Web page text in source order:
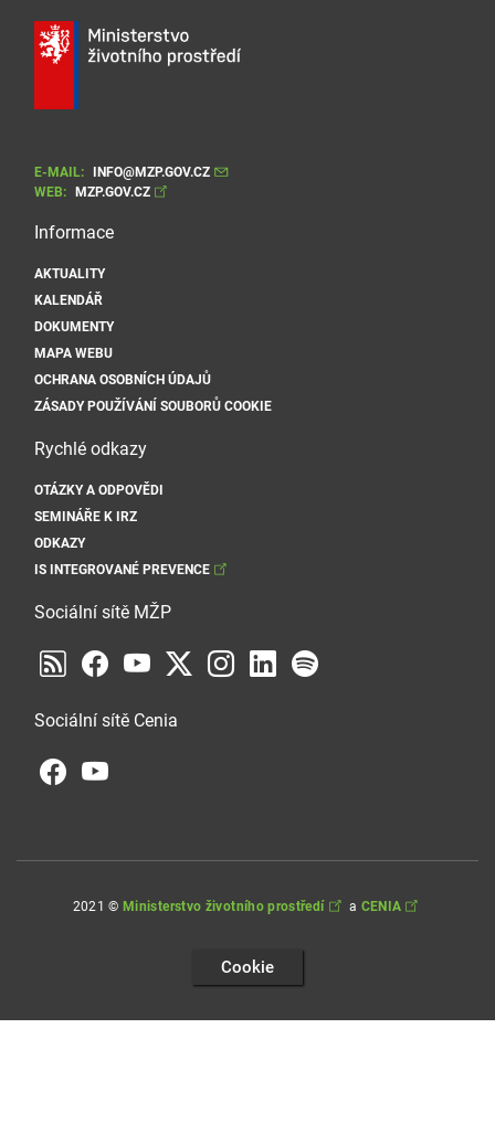
E-MAIL:
INFO@MZP.GOV.CZ
WEB:
MZP.GOV.CZ
Informace
AKTUALITY
KALENDÁŘ
DOKUMENTY
MAPA WEBU
OCHRANA OSOBNÍCH ÚDAJŮ
ZÁSADY POUŽÍVÁNÍ SOUBORŮ COOKIE
Rychlé odkazy
OTÁZKY A ODPOVĚDI
SEMINÁŘE K IRZ
ODKAZY
IS INTEGROVANÉ PREVENCE
Sociální sítě MŽP
Sociální sítě Cenia
2021 © Ministerstvo životního prostředí a CENIA
Cookie